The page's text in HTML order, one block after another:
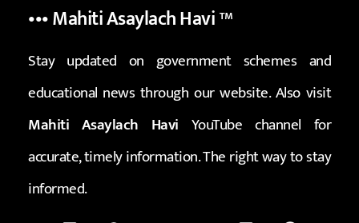
••• Mahiti Asaylach Havi™
Stay updated on government schemes and
educational news through our website. Also visit
Mahiti Asaylach Havi YouTube channel for
accurate, timely information. The right way to stay
informed.